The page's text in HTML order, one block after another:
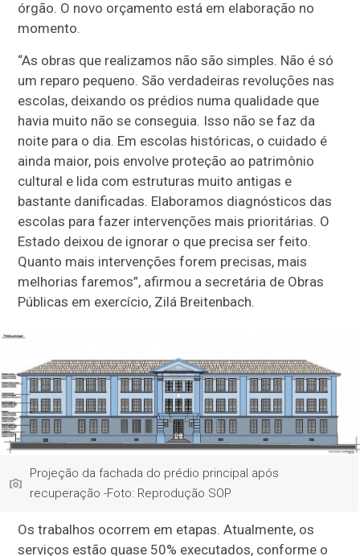
órgão. O novo orçamento está em elaboração no
momento.
“As obras que realizamos não são simples. Não é só
um reparo pequeno. São verdadeiras revoluções nas
escolas, deixando os prédios numa qualidade que
havia muito não se conseguia. Isso não se faz da
noite para o dia. Em escolas históricas, o cuidado é
ainda maior, pois envolve proteção ao patrimônio
cultural e lida com estruturas muito antigas e
bastante danificadas. Elaboramos diagnósticos das
escolas para fazer intervenções mais prioritárias. O
Estado deixou de ignorar o que precisa ser feito.
Quanto mais intervenções forem precisas, mais
melhorias faremos”, afirmou a secretária de Obras
Públicas em exercício, Zilá Breitenbach.
Projeção da fachada do prédio principal após
recuperação -Foto: Reprodução SOP
Os trabalhos ocorrem em etapas. Atualmente, os
serviços estão quase 50% executados, conforme o